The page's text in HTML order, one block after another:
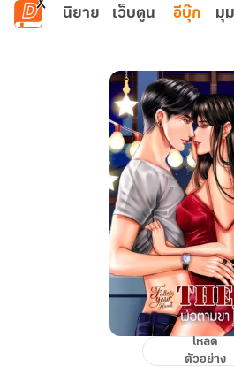
ข้ามไปยังเนื้อหาหลัก
นิยาย เว็บตูน อีบุ๊ก มุ
โหลด
ตัวอย่าง